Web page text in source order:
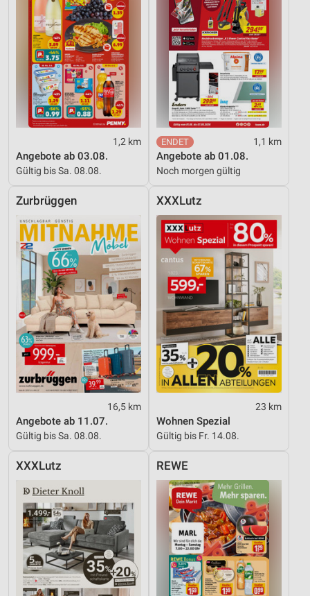
1,2 km
Angebote ab 03.08.
Gültig bis Sa. 08.08.
1,1 km
Angebote ab 01.08.
Noch morgen gültig
Zurbrüggen
16,5 km
Angebote ab 11.07.
Gültig bis Sa. 08.08.
XXXLutz
23 km
Wohnen Spezial
Gültig bis Fr. 14.08.
XXXLutz REWE